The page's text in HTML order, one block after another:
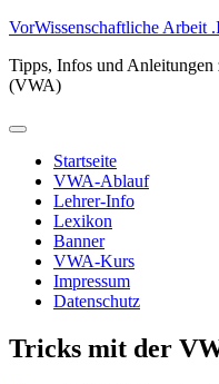
Zum
springen
VorWissenschaftliche Arbeit
Tipps, Infos und
(VWA)
Primäres
Startseite
VWA-Ablauf
Lehrer-Info
Lexikon
Banner
VWA-Kurs
Impressum
Datenschutz
Tricks mit der